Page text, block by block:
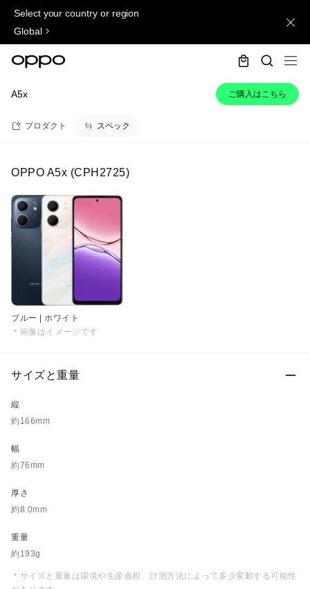
Select your country or region
Global
A5x ご購入はこちら
プロダクト スペック
OPPO A5x (CPH2725)
ブルー | ホワイト
＊画像はイメージです
サイズと重量
縦
約166mm
幅
約76mm
厚さ
約8.0mm
重量
約193g
＊サイズと重量は環境や生産過程、計測方法によって多少変動する可能性